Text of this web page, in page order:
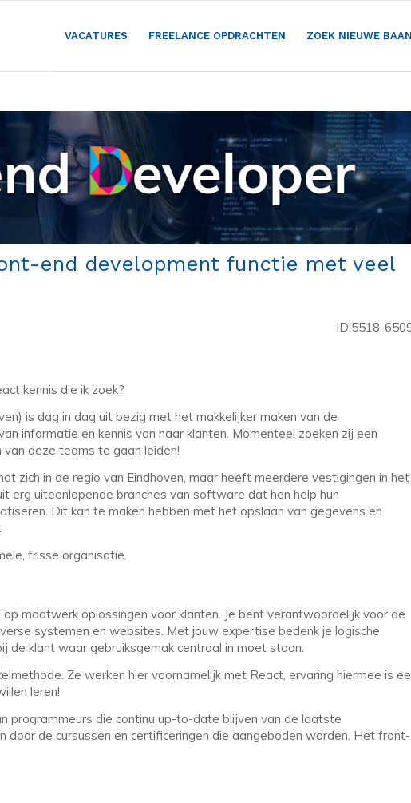
VACATURES FREELANCE OPDRACHTEN ZOEK NIEUWE BAAN
end development functie met veel
ID:5518-
kennis die ik zoek?
is dag in dag uit bezig met het makkelijker maken van de
informatie en kennis van haar klanten. Momenteel zoeken zij een
deze teams te gaan leiden!
zich in de regio van Eindhoven, maar heeft meerdere vestigingen in het
erg uiteenlopende branches van software dat hen help hun
Dit kan te maken hebben met het opslaan van gegevens en
frisse organisatie.
maatwerk oplossingen voor klanten. Je bent verantwoordelijk voor de
systemen en websites. Met jouw expertise bedenk je logische
de klant waar gebruiksgemak centraal in moet staan.
Ze werken hier voornamelijk met React, ervaring hiermee is
leren!
programmeurs die continu up-to-date blijven van de laatste
door de cursussen en certificeringen die aangeboden worden. Het front-